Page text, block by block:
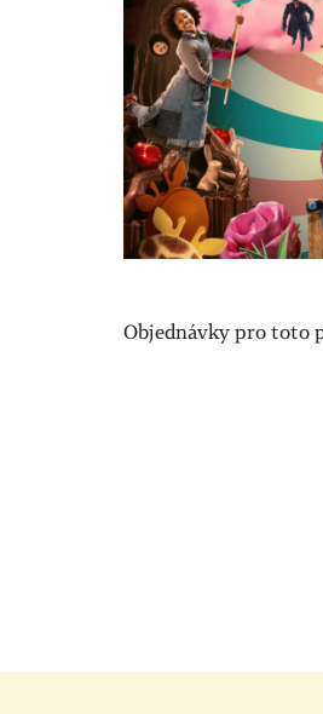
Objednávky pro toto